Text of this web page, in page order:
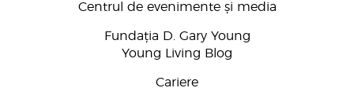
Centrul de evenimente și media
Fundația D. Gary Young
Young Living Blog
Cariere